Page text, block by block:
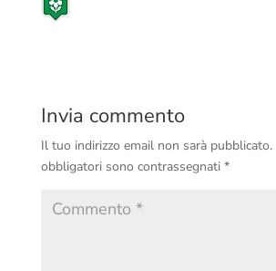
Invia commento
Il tuo indirizzo email non sarà pubblicato.
obbligatori sono contrassegnati *